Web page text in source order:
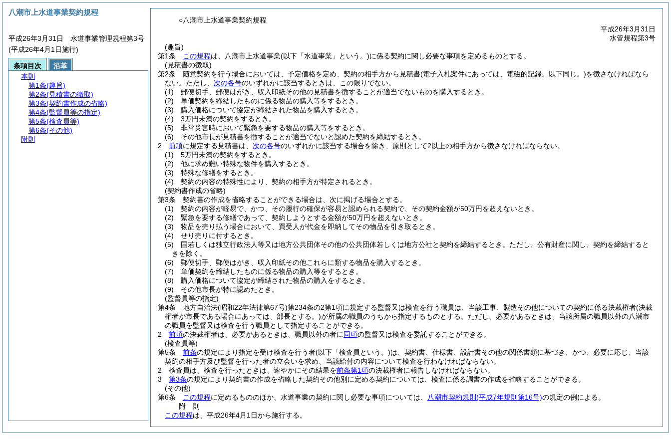
○八潮市上水道事業契約規程
平成26年3月31日
水管規程第3号
(趣旨)
第1条
この規程は、八潮市上水道事業(以下「水道事業」という。)に係る契約に関し必要な事項を定めるものとする。
(見積書の徴取)
第2条
随意契約を行う場合においては、予定価格を定め、契約の相手方から見積書(電子入札案件にあっては、電磁的記録。以下同じ。)を徴さなければなら
ない。 ただし、 次の各号のいずれかに該当するときは、この限りでない。
(1)
郵便切手、郵便はがき、収入印紙その他の見積書を徴することが適当でないものを購入するとき。
(2)
単価契約を締結したものに係る物品の購入等をするとき。
(3)
購入価格について協定が締結された物品を購入するとき。
(4)
3万円未満の契約をするとき。
(5)
非常災害時において緊急を要する物品の購入等をするとき。
(6)
その他市長が見積書を徴することが適当でないと認めた契約を締結するとき。
2
前項に規定する見積書は、 次の各号のいずれかに該当する場合を除き、原則として2以上の相手方から徴さなければならない。
(1)
5万円未満の契約をするとき。
(2)
他に求め難い特殊な物件を購入するとき。
(3)
特殊な修繕をするとき。
(4)
契約の内容の特殊性により、契約の相手方が特定されるとき。
(契約書作成の省略)
第3条
契約書の作成を省略することができる場合は、次に掲げる場合とする。
(1)
契約の内容が軽易で、かつ、その履行の確保が容易と認められる契約で、その契約金額が50万円を超えないとき。
(2)
緊急を要する修繕であって、契約しようとする金額が50万円を超えないとき。
(3)
物品を売り払う場合において、買受人が代金を即納してその物品を引き取るとき。
(4)
せり売りに付するとき。
(5)
国若しくは独立行政法人等又は地方公共団体その他の公共団体若しくは地方公社と契約を締結するとき。 ただし、公有財産に関し、契約を締結すると
きを除く。
(6)
郵便切手、郵便はがき、収入印紙その他これらに類する物品を購入するとき。
(7)
単価契約を締結したものに係る物品の購入等をするとき。
(8)
購入価格について協定が締結された物品の購入をするとき。
(9)
その他市長が特に認めたとき。
(監督員等の指定)
第4条
地方自治法(昭和22年法律第67号)第234条の2第1項に規定する監督又は検査を行う職員は、当該工事、製造その他についての契約に係る決裁権者(決裁
権者が市長である場合にあっては、部長とする。)が所属の職員のうちから指定するものとする。 ただし、必要があるときは、当該所属の職員以外の八潮市
の職員を監督又は検査を行う職員として指定することができる。
2
前項の決裁権者は、必要があるときは、職員以外の者に同項の監督又は検査を委託することができる。
(検査員等)
第5条
前条の規定により指定を受け検査を行う者(以下「検査員という。)は、契約書、仕様書、設計書その他の関係書類に基づき、かつ、必要に応じ、当該
契約の相手方及び監督を行った者の立会いを求め、当該給付の内容について検査を行わなければならない。
2
検査員は、検査を行ったときは、速やかにその結果を前条第1項の決裁権者に報告しなければならない。
3
第3条の規定により契約書の作成を省略した契約その他別に定める契約については、検査に係る調書の作成を省略することができる。
(その他)
第6条
この規程に定めるもののほか、水道事業の契約に関し必要な事項については、 八潮市契約規則 (平成7年規則第16号)の規定の例による。
附 則
この規程は、平成26年4月1日から施行する。
八潮市上水道事業契約規程
平成26年3月31日 水道事業管理規程第3号
(平成26年4月1日施行)
条項目次
沿革
本則
第1条(趣旨)
第2条(見積書の徴取)
第3条(契約書作成の省略)
第4条(監督員等の指定)
第5条(検査員等)
第6条(その他)
附則